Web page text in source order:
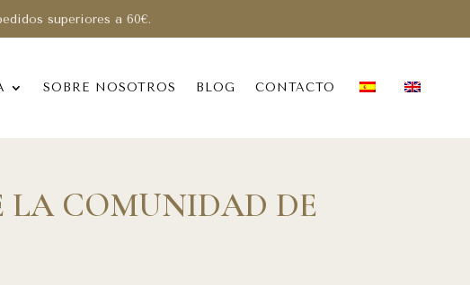
superiores a 60€.
SOBRE NOSOTROS BLOG CONTACTO
LA COMUNIDAD DE